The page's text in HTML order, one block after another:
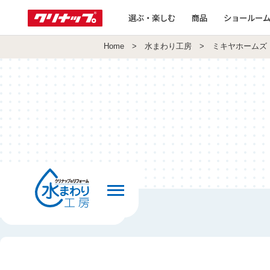
選ぶ・楽しむ 商品 ショールー
Home > 水まわり工房 > ミキヤホームズ
前の画面へ戻る